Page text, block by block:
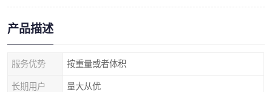
产品描述
服务优势 按重量或者体积
长期用户 量大从优